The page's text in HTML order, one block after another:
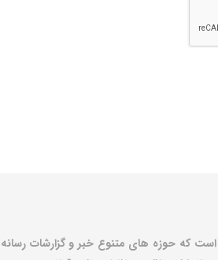
است که حوزه های متنوع خبر و گزارشات رسانه